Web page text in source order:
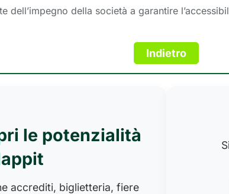
dell’impegno della società a garantire
le potenzialità
accrediti, biglietteria, fiere